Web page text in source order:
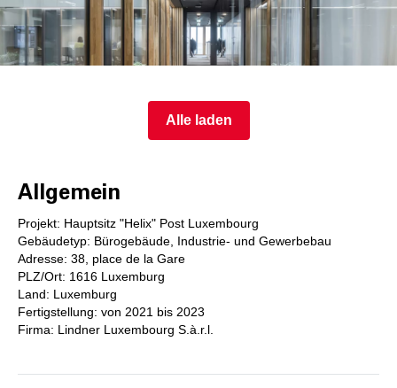
Alle laden
Allgemein
Projekt: Hauptsitz "Helix" Post Luxembourg
Gebäudetyp: Bürogebäude, Industrie- und Gewerbebau
Adresse: 38, place de la Gare
PLZ/Ort: 1616 Luxemburg
Land: Luxemburg
Fertigstellung: von 2021 bis 2023
Firma: Lindner Luxembourg S.à.r.l.